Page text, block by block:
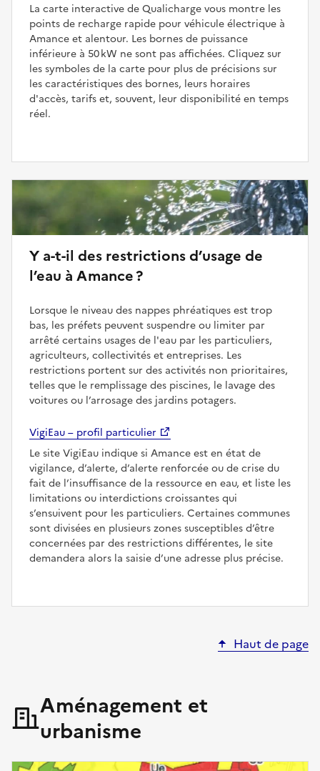
La carte interactive de Qualicharge vous montre les
points de recharge rapide pour véhicule électrique à
Amance et alentour. Les bornes de puissance
inférieure à 50 kW ne sont pas affichées. Cliquez sur
les symboles de la carte pour plus de précisions sur
les caractéristiques des bornes, leurs horaires
d'accès, tarifs et, souvent, leur disponibilité en temps
réel.
Y a-t-il des restrictions d’usage de
l’eau à Amance ?
Lorsque le niveau des nappes phréatiques est trop
bas, les préfets peuvent suspendre ou limiter par
arrêté certains usages de l'eau par les particuliers,
agriculteurs, collectivités et entreprises. Les
restrictions portent sur des activités non prioritaires,
telles que le remplissage des piscines, le lavage des
voitures ou l’arrosage des jardins potagers.
VigiEau – profil particulier
Le site VigiEau indique si Amance est en état de
vigilance, d’alerte, d’alerte renforcée ou de crise du
fait de l’insuffisance de la ressource en eau, et liste les
limitations ou interdictions croissantes qui
s’ensuivent pour les particuliers. Certaines communes
sont divisées en plusieurs zones susceptibles d’être
concernées par des restrictions différentes, le site
demandera alors la saisie d’une adresse plus précise.
Haut de page
Aménagement et
urbanisme